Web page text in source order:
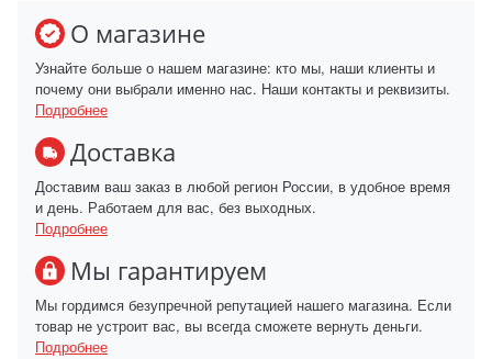
О магазине
Узнайте больше о нашем магазине: кто мы, наши клиенты и
почему они выбрали именно нас. Наши контакты и реквизиты.
Подробнее
Доставка
Доставим ваш заказ в любой регион России, в удобное время
и день. Работаем для вас, без выходных.
Подробнее
Мы гарантируем
Мы гордимся безупречной репутацией нашего магазина. Если
товар не устроит вас, вы всегда сможете вернуть деньги.
Подробнее